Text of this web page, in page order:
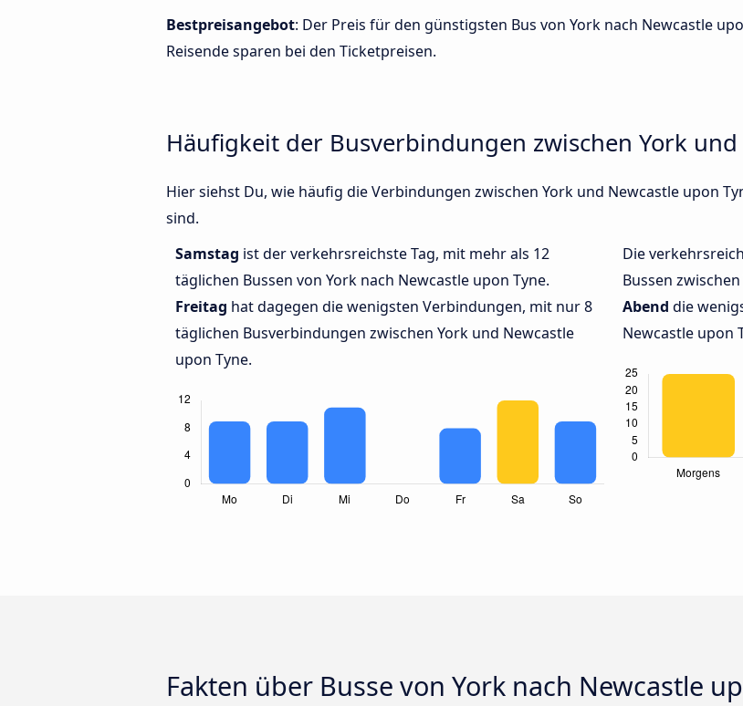
Bestpreisangebot: Der Preis für den günstigsten Bus von York nach Newcastle
Reisende sparen bei den Ticketpreisen.
Häufigkeit der Busverbindungen zwischen York und
Hier siehst Du, wie häufig die Verbindungen zwischen York und Newcastle upon
sind.
Samstag ist der verkehrsreichste Tag, mit mehr als 12
täglichen Bussen von York nach Newcastle upon Tyne.
Freitag hat dagegen die wenigsten Verbindungen, mit nur 8
täglichen Busverbindungen zwischen York und Newcastle
upon Tyne.
Die
Bussen
Abend die
Newcastle upon
Fakten über Busse von York nach Newcastle